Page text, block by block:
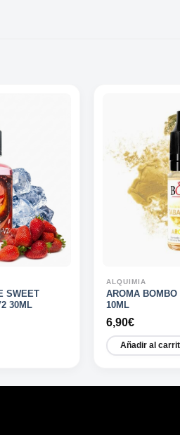
SWEET
30ML
ALQUIMIA
AROMA
10ML
6,90€
Añadir al